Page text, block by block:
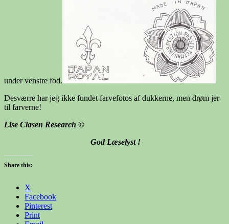
under venstre fod.
Desværre har jeg ikke fundet farvefotos af dukkerne, men drøm jer
til farverne!
Lise Clasen Research ©
God Læselyst !
Share this:
X
Facebook
Pinterest
Print